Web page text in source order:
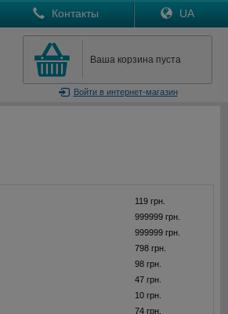
Контакты UA
Ваша корзина пуста
Войтив интернет-магазин
119 грн.
999999 грн.
999999 грн.
798 грн.
98 грн.
47 грн.
10 грн.
74 грн.